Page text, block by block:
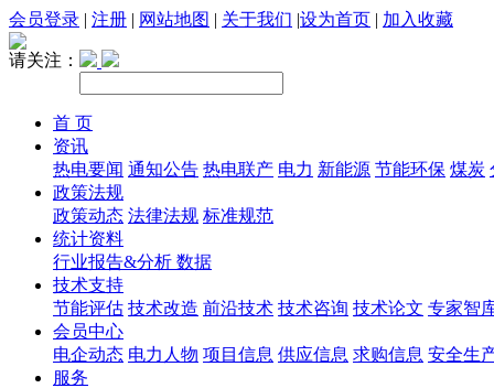
会员登录 | 注册 | 网站地图 | 关于我们 |设为首页 | 加入收藏
请关注：
首 页
资讯
热电要闻 通知公告 热电联产 电力 新能源 节能环保 煤炭
政策法规
政策动态 法律法规 标准规范
统计资料
行业报告&分析 数据
技术支持
节能评估 技术改造 前沿技术 技术咨询 技术论文 专家智
会员中心
电企动态 电力人物 项目信息 供应信息 求购信息 安全生
服务